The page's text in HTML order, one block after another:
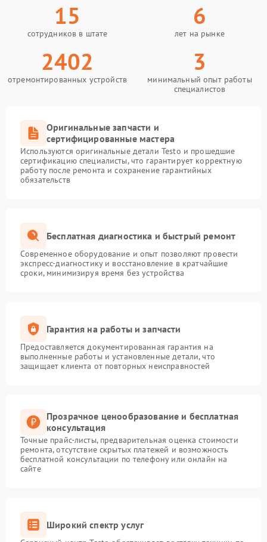
15
сотрудников в штате
6
лет на рынке
2402
отремонтированных устройств
3
минимальный опыт работы
специалистов
Оригинальные запчасти и
сертифицированные мастера
Используются оригинальные детали Testo и прошедшие
сертификацию специалисты, что гарантирует корректную
работу после ремонта и сохранение гарантийных
обязательств
Бесплатная диагностика и быстрый ремонт
Современное оборудование и опыт позволяют провести
экспресс-диагностику и восстановление в кратчайшие
сроки, минимизируя время без устройства
Гарантия на работы и запчасти
Предоставляется документированная гарантия на
выполненные работы и установленные детали, что
защищает клиента от повторных неисправностей
Прозрачное ценообразование и бесплатная
консультация
Точные прайс-листы, предварительная оценка стоимости
ремонта, отсутствие скрытых платежей и возможность
бесплатной консультации по телефону или онлайн на
сайте
Широкий спектр услуг